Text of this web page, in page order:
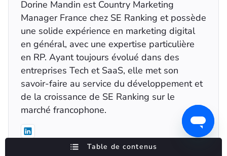
Dorine Mandin est Country Marketing
Manager France chez SE Ranking et possède
une solide expérience en marketing digital
en général, avec une expertise particulière
en RP. Ayant toujours évolué dans des
entreprises Tech et SaaS, elle met son
savoir-faire au service du développement et
de la croissance de SE Ranking sur le
marché francophone.
Table de contenus